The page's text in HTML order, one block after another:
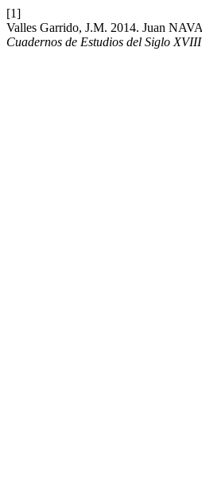
[1]
Valles Garrido, J.M. 2014. Juan
Cuadernos de Estudios del Siglo XVIII